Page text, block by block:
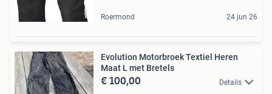
Roermond 24 jun 26
Evolution Motorbroek Textiel Heren
Maat L met Bretels
€ 100,00 Details